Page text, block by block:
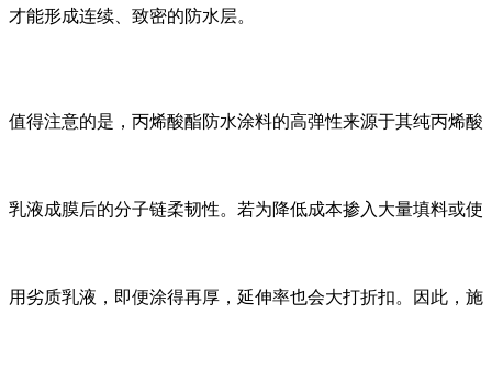
才能形成连续、致密的防水层。
值得注意的是，丙烯酸酯防水涂料的高弹性来源于其纯丙烯酸
乳液成膜后的分子链柔韧性。若为降低成本掺入大量填料或使
用劣质乳液，即便涂得再厚，延伸率也会大打折扣。因此，施